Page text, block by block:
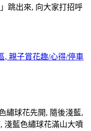
跳出來, 向大家打招呼
, 親子賞花趣/心得/停車
繡球花先開, 隨後淺藍,
淺藍色繡球花滿山大噴